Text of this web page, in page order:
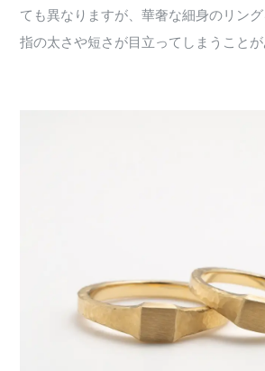
ても異なりますが、華奢な細身のリング
指の太さや短さが目立ってしまうことが